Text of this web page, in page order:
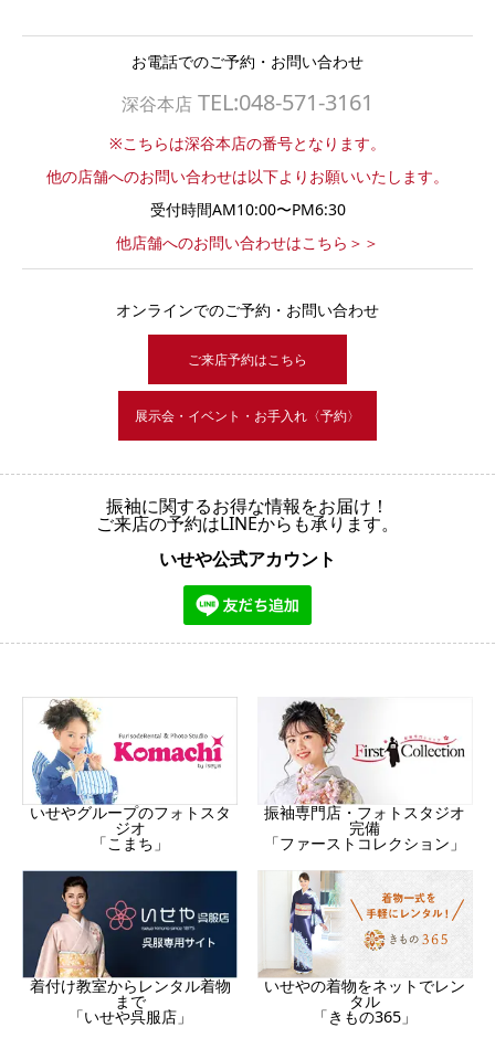
お電話でのご予約・お問い合わせ
深谷本店 TEL:048-571-3161
※こちらは深谷本店の番号となります。
他の店舗へのお問い合わせは以下よりお願いいたします。
受付時間AM10:00〜PM6:30
他店舗へのお問い合わせはこちら＞＞
オンラインでのご予約・お問い合わせ
ご来店予約はこちら
展示会・イベント・お手入れ〈予約〉
振袖に関するお得な情報をお届け！
ご来店の予約はLINEからも承ります。
いせや公式アカウント
いせやグループのフォトスタ
ジオ
「こまち」
振袖専門店・フォトスタジオ
完備
「ファーストコレクション」
着付け教室からレンタル着物
まで
「いせや呉服店」
いせやの着物をネットでレン
タル
「きもの365」